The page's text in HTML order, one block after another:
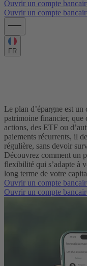
Ouvrir un compte
Ouvrir un compte
FR
Le plan d’épargne est
patrimoine financier, que
actions, des ETF ou
paiements récurrents, il
régulière, sans devoir
Découvrez comment un
flexibilité qui s’adapte à
long terme de votre
Ouvrir un compte
Ouvrir un compte